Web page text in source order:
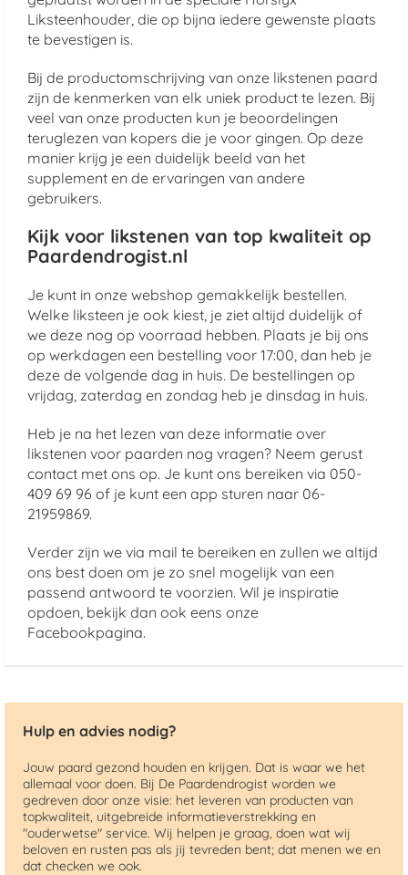
Liksteenhouder, die op bijna iedere gewenste plaats
te bevestigen is.
Bij de productomschrijving van onze likstenen paard
zijn de kenmerken van elk uniek product te lezen. Bij
veel van onze producten kun je beoordelingen
teruglezen van kopers die je voor gingen. Op deze
manier krijg je een duidelijk beeld van het
supplement en de ervaringen van andere
gebruikers.
Kijk voor likstenen van top kwaliteit op
Paardendrogist.nl
Je kunt in onze webshop gemakkelijk bestellen.
Welke liksteen je ook kiest, je ziet altijd duidelijk of
we deze nog op voorraad hebben. Plaats je bij ons
op werkdagen een bestelling voor 17:00, dan heb je
deze de volgende dag in huis. De bestellingen op
vrijdag, zaterdag en zondag heb je dinsdag in huis.
Heb je na het lezen van deze informatie over
likstenen voor paarden nog vragen? Neem gerust
contact met ons op. Je kunt ons bereiken via 050-
409 69 96 of je kunt een app sturen naar 06-
21959869.
Verder zijn we via mail te bereiken en zullen we altijd
ons best doen om je zo snel mogelijk van een
passend antwoord te voorzien. Wil je inspiratie
opdoen, bekijk dan ook eens onze
Facebookpagina.
Hulp en advies nodig?
Jouw paard gezond houden en krijgen. Dat is waar we het
allemaal voor doen. Bij De Paardendrogist worden we
gedreven door onze visie: het leveren van producten van
topkwaliteit, uitgebreide informatieverstrekking en
"ouderwetse" service. Wij helpen je graag, doen wat wij
beloven en rusten pas als jij tevreden bent; dat menen we en
dat checken we ook.